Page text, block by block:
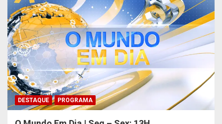
DESTAQUE PROGRAMA